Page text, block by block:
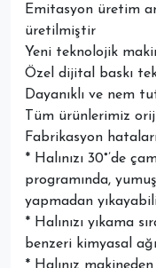
Emitasyon üretim
üretilmiştir
Yeni teknolojik
Özel dijital baskı
Dayanıklı ve nem
Tüm ürünlerimiz
Fabrikasyon
* Halınızı 30°’de
programında,
yapmadan
* Halınızı yıkama
benzeri kimyasal
* Halınız